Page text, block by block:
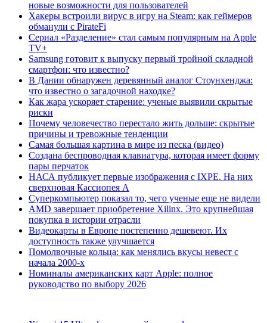
новые возможности для пользователей
Хакеры встроили вирус в игру на Steam: как геймеров
обманули с PirateFi
Сериал «Разделение» стал самым популярным на Apple
TV+
Samsung готовит к выпуску первый тройной складной
смартфон: что известно?
В Дании обнаружен деревянный аналог Стоунхенджа:
что известно о загадочной находке?
Как жара ускоряет старение: ученые выявили скрытые
риски
Почему человечество перестало жить дольше: скрытые
причины и тревожные тенденции
Самая большая картина в мире из песка (видео)
Создана беспроводная клавиатура, которая имеет форму
пары перчаток
НАСА публикует первые изображения с IXPE. На них
сверхновая Кассиопея А
Суперкомпьютер показал то, чего ученые еще не видели
AMD завершает приобретение Xilinx. Это крупнейшая
покупка в истории отрасли
Видеокарты в Европе постепенно дешевеют. Их
доступность также улучшается
Помолвочные кольца: как менялись вкусы невест с
начала 2000-х
Номиналы американских карт Apple: полное
руководство по выбору 2026